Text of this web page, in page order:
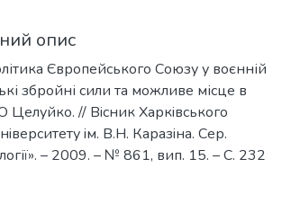
опис
Європейського Союзу у воєнній
збройні сили та можливе місце в
Целуйко. // Вiсник Харкiвського
iм. В.Н. Каразiна. Сер.
– 2009. – № 861, вип. 15. – С. 232